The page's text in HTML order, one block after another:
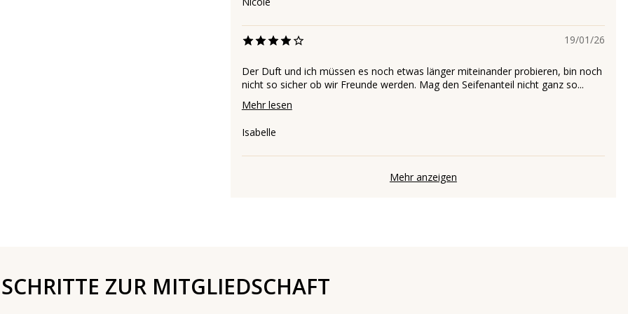
19/01/26
Der Duft und ich müssen es noch etwas länger miteinander probieren, bin noch
nicht so sicher ob wir Freunde werden. Mag den Seifenanteil nicht ganz so...
Mehr lesen
Isabelle
Mehr anzeigen
ZUR MITGLIEDSCHAFT